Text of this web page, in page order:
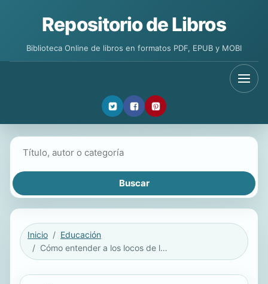
Repositorio de Libros
Biblioteca Online de libros en formatos PDF, EPUB y MOBI
Inicio
Educación
Cómo entender a los locos de los psiquiatras.